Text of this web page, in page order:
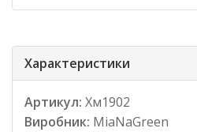
Характеристики
Артикул: Хм1902
Виробник: MiaNaGreen